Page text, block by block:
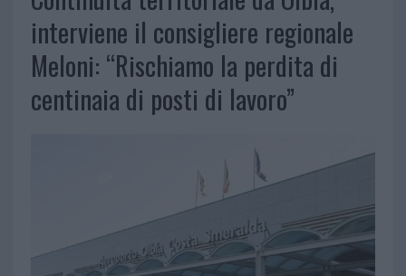
interviene il consigliere regionale
Meloni: “Rischiamo la perdita di
centinaia di posti di lavoro”